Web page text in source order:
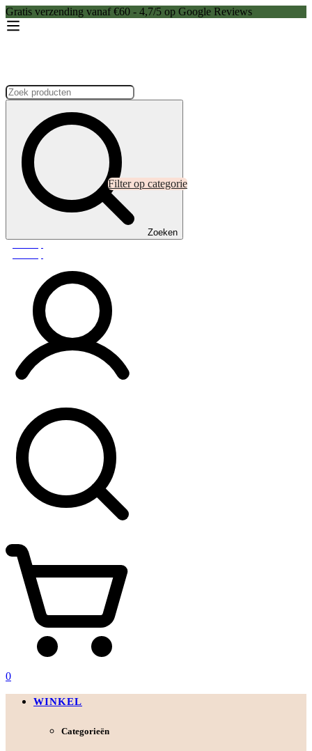
Gratis verzending vanaf €60 - 4,7/5 op Google Reviews
Zoeken:
Zoeken
0
WINKEL
Categorieën
Filter op categorie